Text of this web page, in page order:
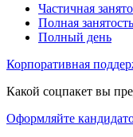
Частичная
Полная занятость
Полный день
Корпоративная
Какой соцпакет вы
Оформляйте